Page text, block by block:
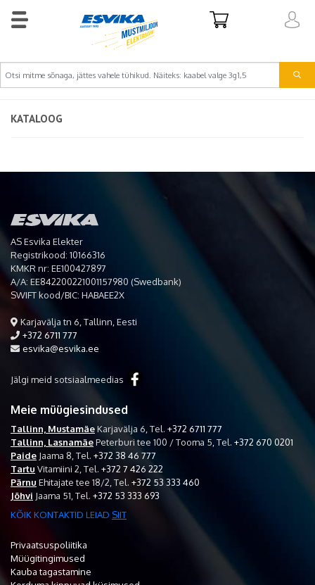
KATALOOG
AS Esvika Elekter
Registrikood: 10166316
KMKR nr: EE100427897
A/A: EE842200221001157980 (Swedbank)
SWIFT kood/BIC: HABAEE2X
Karjavälja tn 6, Tallinn, Eesti
+372 6711 777
esvika@esvika.ee
Jälgi meid sotsiaalmeedias
Meie müügiesindused
Tallinn, MustamäeKarjavälja 6, Tel. +372 6711 777
Tallinn, LasnamäePeterburi tee 100 / Tooma 5, Tel. +372 670 0201
Paide Jaama 8, Tel. +372 38 46 777
Tartu Vitamiini 2, Tel. +372 7 426 222
Pärnu Ehitajate tee 18/2, Tel. +372 53 333 460
Jõhvi Jaama 51, Tel. +372 53 333 693
KÕIK KONTAKTID LEIAD SIIT
Privaatsuspoliitika
Müügitingimused
Kauba tagastamine